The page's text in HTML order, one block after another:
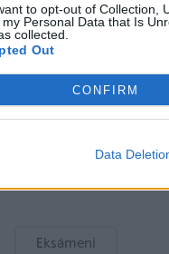
to opt-out of Collection,
my Personal Data that Is
collected.
Out
CONFIRM
Data
darīt
– kā
Eksāmeni